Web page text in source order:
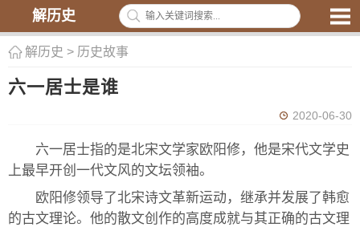
解历史
解历史 > 历史故事
六一居士是谁
2020-06-30
六一居士指的是北宋文学家欧阳修，他是宋代文学史
上最早开创一代文风的文坛领袖。
欧阳修领导了北宋诗文革新运动，继承并发展了韩愈
的古文理论。他的散文创作的高度成就与其正确的古文理